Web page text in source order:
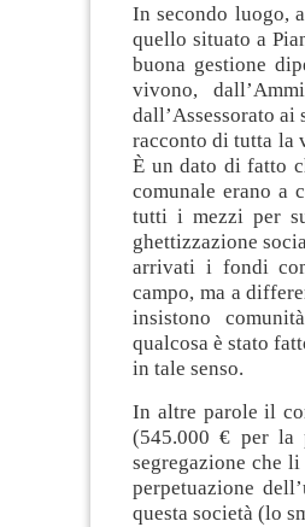
In secondo luogo,
quello situato a
buona gestione
vivono,
dall’Assessorato
racconto di tutta la
È un dato di fatto
comunale erano a
tutti i mezzi per
ghettizzazione
arrivati i fondi
campo, ma a
insistono
qualcosa è stato
in tale senso.
In altre parole il
(545.000 € per la
segregazione che
perpetuazione
questa società (lo